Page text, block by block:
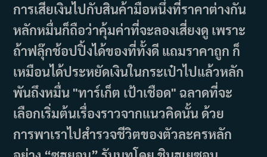
การเสียเงินไปกับสินค้ามือหนึ่งที่ราคาต่างกัน
หลักหมื่นก็ถือว่าคุ้มค่าที่จะลองเสี่ยงดู เพราะ
ถ้าฟลุ๊กช้อปปิ้งได้ของที่ทั้งดี แถมราคาถูก ก็
เหมือนได้ประหยัดเงินในกระเป๋าไปแล้วหลัก
พันถึงหมื่น "ทาร์เก็ต เป้าเชือด" ฉลาดที่จะ
เลือกเริ่มต้นเรื่องราวจากแนวคิดนั้น ด้วย
การพาเราไปสำรวจชีวิตของตัวละครหลัก